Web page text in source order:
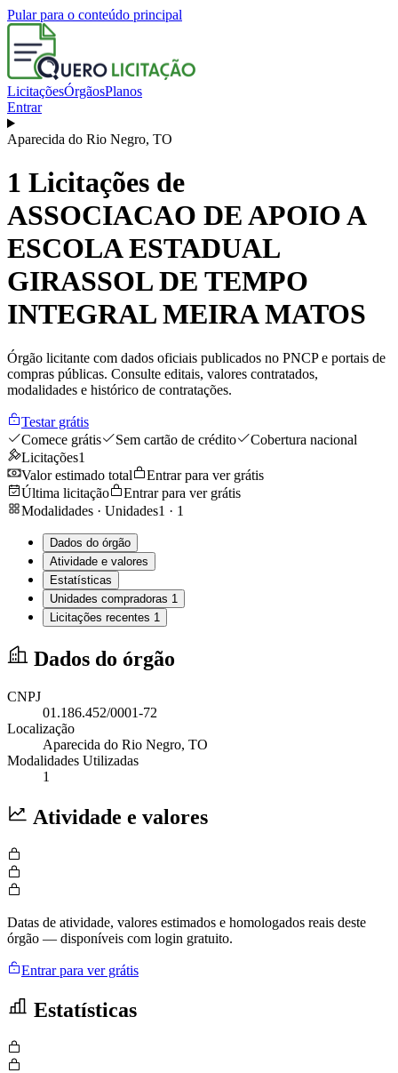
Pular para o conteúdo principal
LicitaçõesÓrgãosPlanos
Entrar
Aparecida do Rio Negro, TO
1 Licitações de
ASSOCIACAO DE APOIO A
ESCOLA ESTADUAL
GIRASSOL DE TEMPO
INTEGRAL MEIRA MATOS
Órgão licitante com dados oficiais publicados no PNCP e portais de
compras públicas. Consulte editais, valores contratados,
modalidades e histórico de contratações.
Testar grátis
Comece grátis
Sem cartão de crédito
Cobertura nacional
Licitações1
Valor estimado total
Entrar para ver grátis
Última licitação
Entrar para ver grátis
Modalidades · Unidades1 · 1
Dados do órgão
Atividade e valores
Estatísticas
Unidades compradoras 1
Licitações recentes 1
Dados do órgão
CNPJ
01.186.452/0001-72
Localização
Aparecida do Rio Negro, TO
Modalidades Utilizadas
1
Atividade e valores
Datas de atividade, valores estimados e homologados reais deste
órgão — disponíveis com login gratuito.
Entrar para ver grátis
Estatísticas